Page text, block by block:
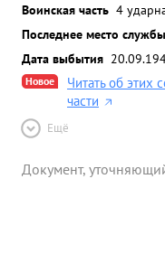
Воинская часть 4
Последнее место службы
Дата выбытия
Новое
Читать об этих
части
Ещё
Документ,